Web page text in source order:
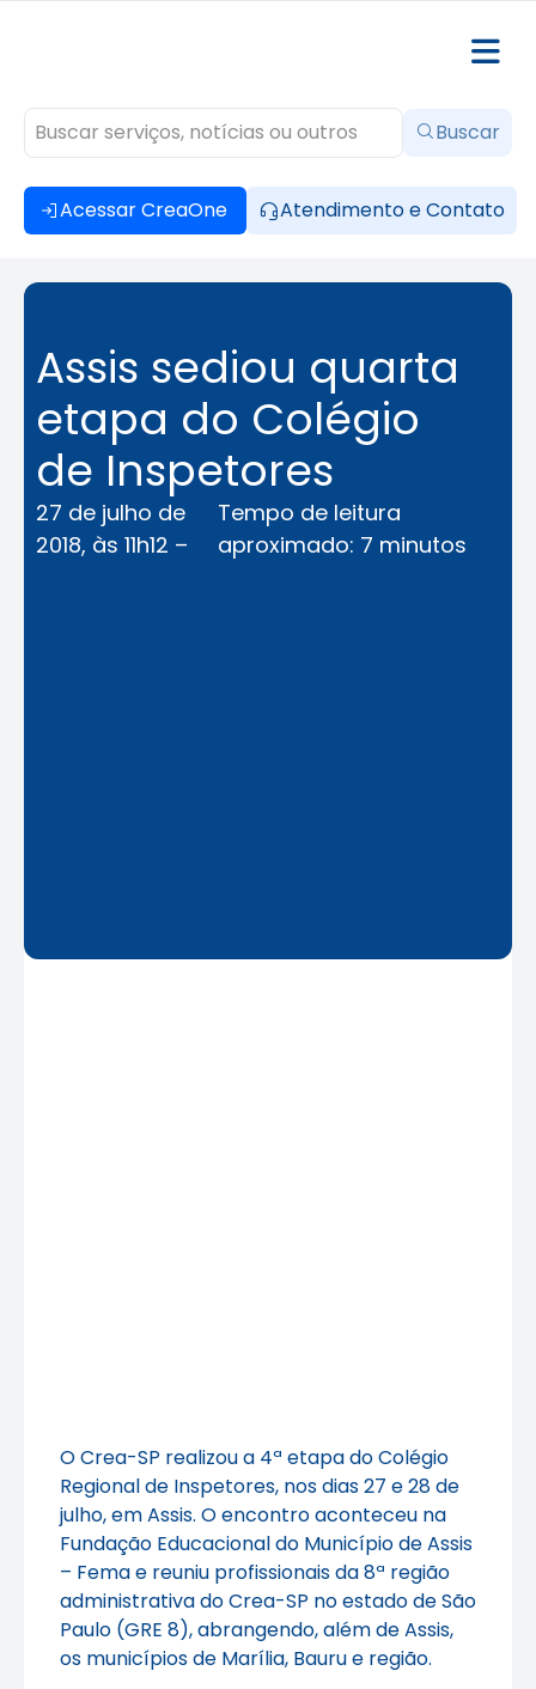
Acessar CreaOne Atendimento e Contato
Buscar
Assis sediou quarta
etapa do Colégio
de Inspetores
27 de julho de
2018, às 11h12 –
Tempo de leitura
aproximado: 7 minutos
O Crea-SP realizou a 4ª etapa do Colégio
Regional de Inspetores, nos dias 27 e 28 de
julho, em Assis. O encontro aconteceu na
Fundação Educacional do Município de Assis
– Fema e reuniu profissionais da 8ª região
administrativa do Crea-SP no estado de São
Paulo (GRE 8), abrangendo, além de Assis,
os municípios de Marília, Bauru e região.